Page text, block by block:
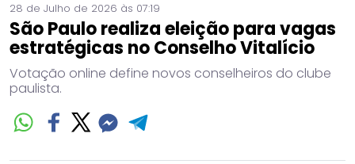
28 de Julho de 2026 às 07:19
São Paulo realiza eleição para vagas
estratégicas no Conselho Vitalício
Votação online define novos conselheiros do clube
paulista.